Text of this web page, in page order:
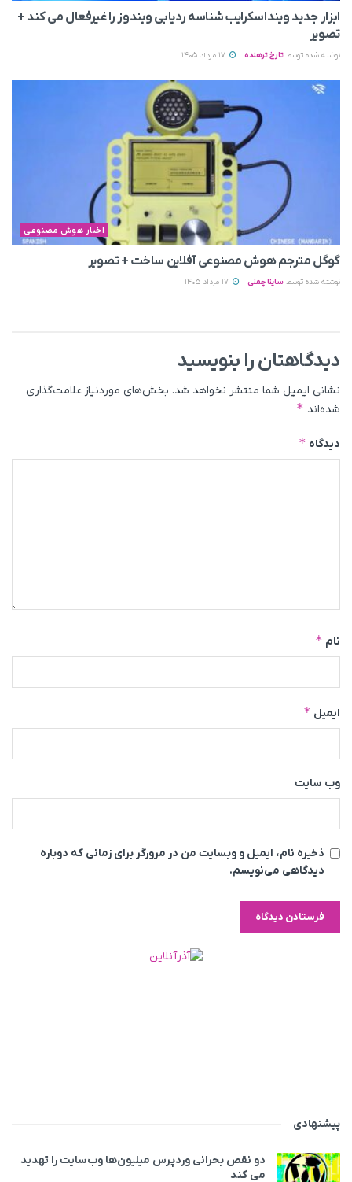
ابزار جدید وینداسکرایب شناسه ردیابی ویندوز را غیرفعال می‌ کند +
تصویر
نوشته شده توسط تارخ ترهنده
اخبار هوش مصنوعی
گوگل مترجم هوش مصنوعی آفلاین ساخت + تصویر
نوشته شده توسط ساینا چمنی
دیدگاهتان را بنویسید
نشانی ایمیل شما منتشر نخواهد شد. بخش‌های موردنیاز علامت‌گذاری
شده‌اند *
دیدگاه *
نام *
ایمیل *
وب‌ سایت
ذخیره نام، ایمیل و وبسایت من در مرورگر برای زمانی که دوباره
دیدگاهی می‌نویسم.
پیشنهادی
دو نقص بحرانی وردپرس میلیون‌ها وب‌سایت را تهدید
می‌ کند